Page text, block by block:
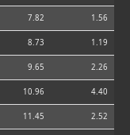
7.82 1.56
8.73 1.19
9.65 2.26
10.96 4.40
11.45 2.52